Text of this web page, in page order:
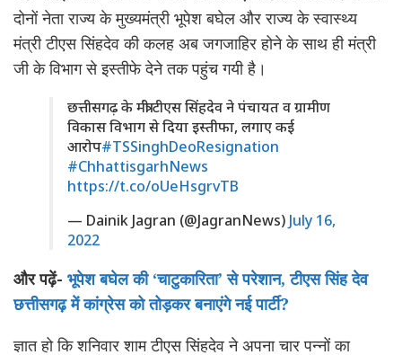
दोनों नेता राज्य के मुख्यमंत्री भूपेश बघेल और राज्य के स्वास्थ्य
मंत्री टीएस सिंहदेव की कलह अब जगजाहिर होने के साथ ही मंत्री
जी के विभाग से इस्तीफे देने तक पहुंच गयी है।
छत्तीसगढ़ के मंत्री टीएस सिंहदेव ने पंचायत व ग्रामीण
विकास विभाग से दिया इस्तीफा, लगाए कई
आरोप#TSSinghDeoResignation
#ChhattisgarhNews
https://t.co/oUeHsgrvTB
— Dainik Jagran (@JagranNews) July 16,
2022
और पढ़ें- भूपेश बघेल की ‘चाटुकारिता’ से परेशान, टीएस सिंह देव
छत्तीसगढ़ में कांग्रेस को तोड़कर बनाएंगे नई पार्टी?
ज्ञात हो कि शनिवार शाम टीएस सिंहदेव ने अपना चार पन्नों का